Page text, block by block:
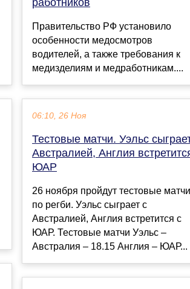
работников
Правительство РФ установило
особенности медосмотров
водителей, а также требования к
медизделиям и медработникам....
06:10, 26 Ноя
Тестовые матчи. Уэльс
Австралией, Англия
ЮАР
26 ноября пройдут тестовые матчи
по регби. Уэльс сыграет с
Австралией, Англия встретится с
ЮАР. Тестовые матчи Уэльс –
Австралия – 18.15 Англия – ЮАР...